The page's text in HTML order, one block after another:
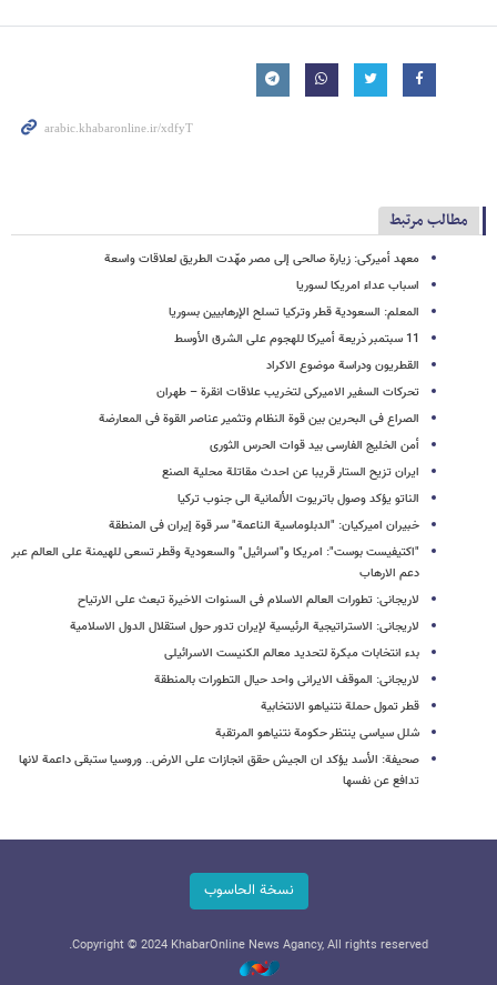
مطالب مرتبط
معهد أمیرکی: زیارة صالحی إلى مصر مهّدت الطریق لعلاقات واسعة
اسباب عداء امریکا لسوریا
المعلم: السعودیة قطر وترکیا تسلح الإرهابیین بسوریا
11 سبتمبر ذریعة أمیرکا للهجوم على الشرق الأوسط
القطریون ودراسة موضوع الاکراد
تحرکات السفیر الامیرکی لتخریب علاقات انقرة – طهران
الصراع فی البحرین بین قوة النظام وتثمیر عناصر القوة فی المعارضة
أمن الخلیج الفارسی بید قوات الحرس الثوری
ایران تزیح الستار قریبا عن احدث مقاتلة محلیة الصنع
الناتو یؤکد وصول باتریوت الألمانیة الى جنوب ترکیا
خبیران امیرکیان: "الدبلوماسیة الناعمة" سر قوة إیران فی المنطقة
"اکتیفیست بوست": امریکا و"اسرائیل" والسعودیة وقطر تسعى للهیمنة على العالم عبر
دعم الارهاب
لاریجانی: تطورات العالم الاسلام فی السنوات الاخیرة تبعث على الارتیاح
لاریجانی: الاستراتیجیة الرئیسیة لإیران تدور حول استقلال الدول الاسلامیة
بدء انتخابات مبکرة لتحدید معالم الکنیست الاسرائیلی
لاریجانی: الموقف الایرانی واحد حیال التطورات بالمنطقة
قطر تمول حملة نتنیاهو الانتخابیة
شلل سیاسی ینتظر حکومة نتنیاهو المرتقبة
صحیفة: الأسد یؤکد ان الجیش حقق انجازات على الارض.. وروسیا ستبقى داعمة لانها
تدافع عن نفسها
نسخة الحاسوب
Copyright © 2024 KhabarOnline News Agancy, All rights reserved.